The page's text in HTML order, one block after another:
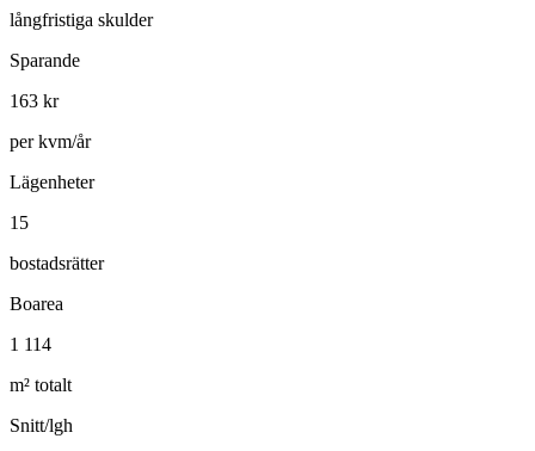
långfristiga skulder
Sparande
163 kr
per kvm/år
Lägenheter
15
bostadsrätter
Boarea
1 114
m² totalt
Snitt/lgh